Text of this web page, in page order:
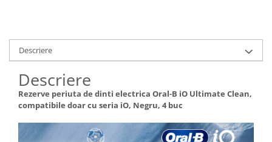
Descriere
Descriere
Rezerve periuta de dinti electrica Oral-B iO Ultimate Clean,
compatibile doar cu seria iO, Negru, 4 buc